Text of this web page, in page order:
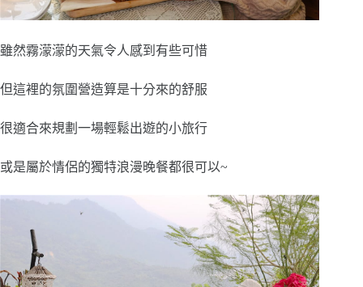
雖然霧濛濛的天氣令人感到有些可惜
但這裡的氛圍營造算是十分來的舒服
很適合來規劃一場輕鬆出遊的小旅行
或是屬於情侶的獨特浪漫晚餐都很可以~